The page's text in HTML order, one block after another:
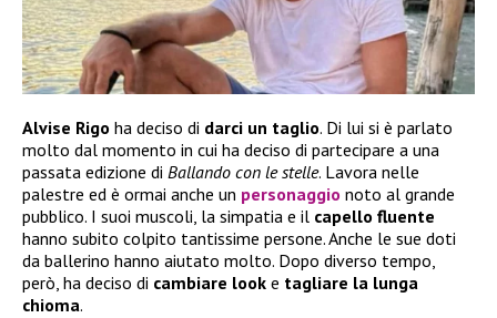
Alvise Rigo ha deciso di darci un taglio. Di lui si è parlato
molto dal momento in cui ha deciso di partecipare a una
passata edizione di Ballando con le stelle. Lavora nelle
palestre ed è ormai anche un personaggio noto al grande
pubblico. I suoi muscoli, la simpatia e il capello fluente
hanno subito colpito tantissime persone. Anche le sue doti
da ballerino hanno aiutato molto. Dopo diverso tempo,
però, ha deciso di cambiare look e tagliare la lunga
chioma.